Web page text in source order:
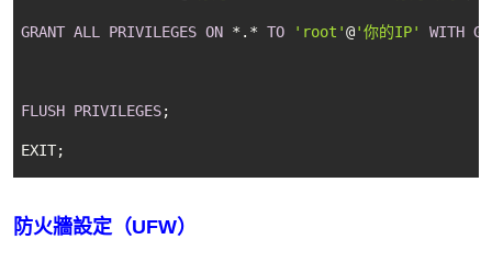
GRANT ALL PRIVILEGES ON *.* TO 'root'@'你的IP' WITH
FLUSH PRIVILEGES;
EXIT;
防火牆設定（UFW）